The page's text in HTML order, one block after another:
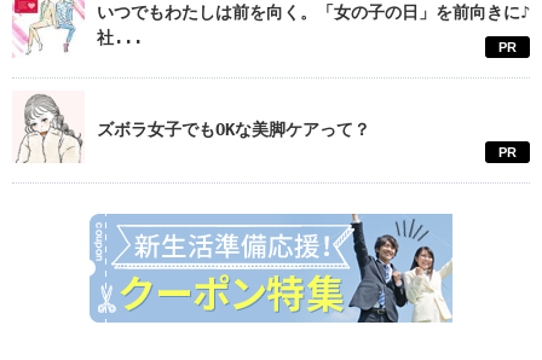
いつでもわたしは前を向く。「女の子の日」を前向きに♪
社...
PR
ズボラ女子でもOKな美脚ケアって？
PR